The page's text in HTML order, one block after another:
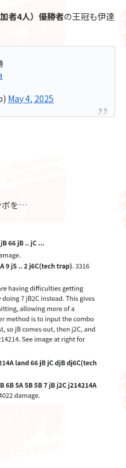
者4人）優勝者の王冠も伊達
May 4, 2025
ボを…